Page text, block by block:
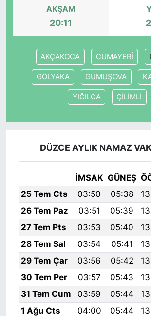
AKŞAM
20:11
AKÇAKOCA CUMAYERİ
GÖLYAKA GÜMÜŞOVA
YIĞILCA ÇİLİMLİ
DÜZCE AYLIK NAMAZ
İMSAK GÜNEŞ
25 Tem Cts
03:50 05:38
26 Tem Paz
03:51 05:39
27 Tem Pts
03:53 05:40
28 Tem Sal
03:54 05:41
29 Tem Çar
03:56 05:42
30 Tem Per
03:57 05:43
31 Tem Cum
03:59 05:44
1 Ağu Cts
04:00 05:44